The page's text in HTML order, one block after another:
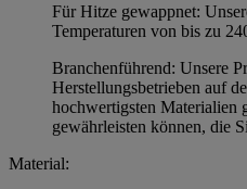
Für Hitze gewappnet:
Temperaturen von bis zu
Branchenführend: Unsere
Herstellungsbetrieben auf
hochwertigsten Materialien
gewährleisten können, die
Material: